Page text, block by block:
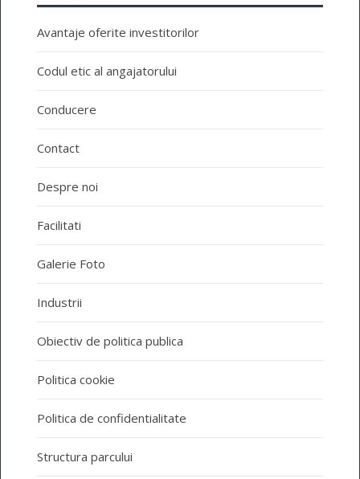
Avantaje oferite investitorilor
Codul etic al angajatorului
Conducere
Contact
Despre noi
Facilitati
Galerie Foto
Industrii
Obiectiv de politica publica
Politica cookie
Politica de confidentialitate
Structura parcului